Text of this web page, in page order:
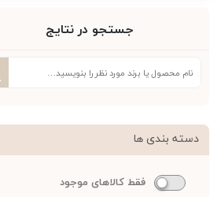
جستجو در نتایج
دسته بندی ها
فقط کالاهای موجود